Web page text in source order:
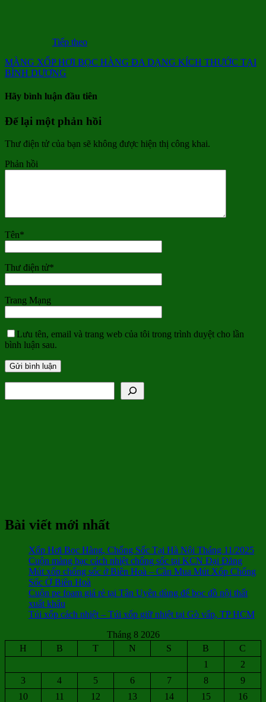
Tiếp theo
MÀNG XỐP HƠI BỌC HÀNG ĐA DẠNG KÍCH THƯỚC TẠI
BÌNH DƯƠNG
Hãy bình luận đầu tiên
Để lại một phản hồi
Thư điện tử của bạn sẽ không được hiện thị công khai.
Phản hồi
Tên*
Thư điện tử*
Trang Mạng
Lưu tên, email và trang web của tôi trong trình duyệt cho lần
bình luận sau.
Bài viết mới nhất
Xốp Hơi Bọc Hàng, Chống Sốc Tại Hà Nội Tháng 11/2025
Cuộn màng bạc cách nhiệt chống sốc tại KCN Đại Đăng
Mút xốp chống sốc ở Biên Hoà – Cần Mua Mút Xốp Chống
Sốc Ở Biên Hoà
Cuộn pe foam giá rẻ tại Tân Uyên dùng để bọc đồ nội thất
xuất khẩu
Túi xốp cách nhiệt – Túi xốp giữ nhiệt tại Gò vấp, TP HCM
Tháng 8 2026
H
B T N S B
C
1
2
3
4 5 6 7 8
9
10
11 12 13 14 15
16